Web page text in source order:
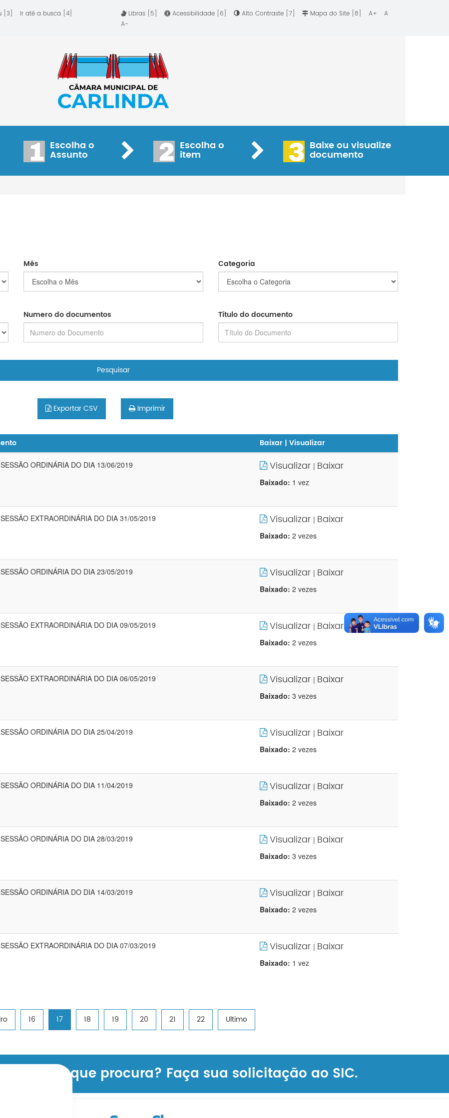
[3] Ir até a busca [4] Libras [5] Acessibilidade [6] Alto Contraste [7] Mapa do Site [8] A+
A
A-
1 Escolha o
Assunto 2 Escolha o
item 3 Baixe ou visualize
documento
Mês Categoria
Numero do documentos Título do documento
Pesquisar
Exportar CSV Imprimir
Baixar | Visualizar
ORDINÁRIA DO DIA 13/06/2019 Visualizar | Baixar
Baixado: 1 vez
EXTRAORDINÁRIA DO DIA 31/05/2019 Visualizar | Baixar
Baixado: 2 vezes
ORDINÁRIA DO DIA 23/05/2019 Visualizar | Baixar
Baixado: 2 vezes
EXTRAORDINÁRIA DO DIA 09/05/2019 Visualizar | Baixar
Baixado: 2 vezes
EXTRAORDINÁRIA DO DIA 06/05/2019 Visualizar | Baixar
Baixado: 3 vezes
ORDINÁRIA DO DIA 25/04/2019 Visualizar | Baixar
Baixado: 2 vezes
ORDINÁRIA DO DIA 11/04/2019 Visualizar | Baixar
Baixado: 2 vezes
ORDINÁRIA DO DIA 28/03/2019 Visualizar | Baixar
Baixado: 3 vezes
ORDINÁRIA DO DIA 14/03/2019 Visualizar | Baixar
Baixado: 2 vezes
EXTRAORDINÁRIA DO DIA 07/03/2019 Visualizar | Baixar
Baixado: 1 vez
16 17 18 19 20 21 22 Ultimo
que procura? Faça sua solicitação ao SIC.